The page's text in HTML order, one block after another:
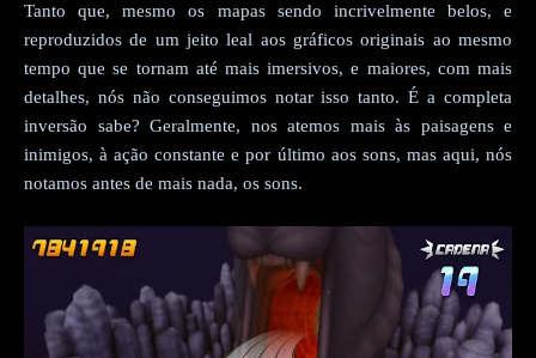
Tanto que, mesmo os mapas sendo incrivelmente belos, e
reproduzidos de um jeito leal aos gráficos originais ao mesmo
tempo que se tornam até mais imersivos, e maiores, com mais
detalhes, nós não conseguimos notar isso tanto. É a completa
inversão sabe? Geralmente, nos atemos mais às paisagens e
inimigos, à ação constante e por último aos sons, mas aqui, nós
notamos antes de mais nada, os sons.